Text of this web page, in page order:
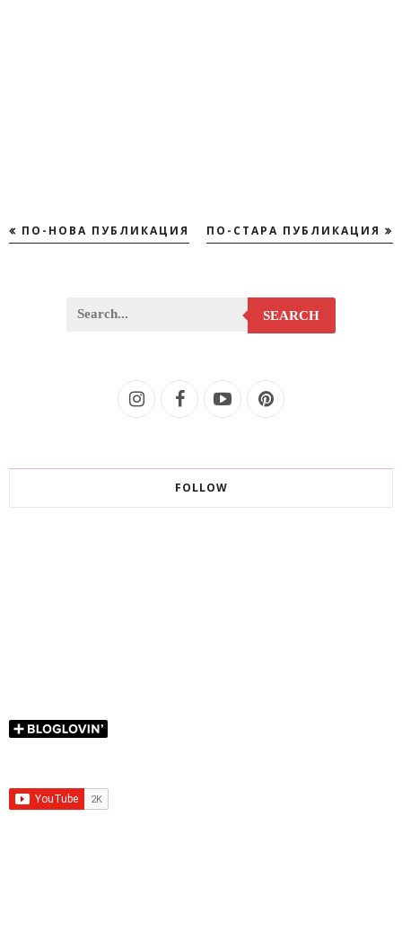
ПО-НОВА ПУБЛИКАЦИЯ ПО-СТАРА ПУБЛИКАЦИЯ
SEARCH
FOLLOW